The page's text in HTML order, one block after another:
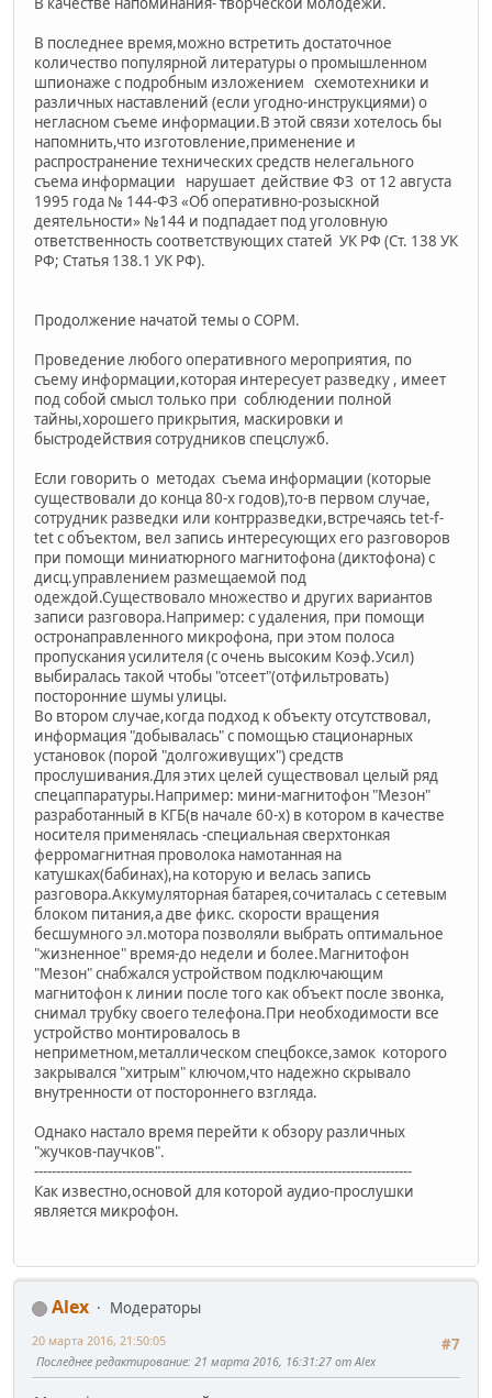
В последнее время,можно встретить достаточное
количество популярной литературы о промышленном
шпионаже с подробным изложением схемотехники и
различных наставлений (если угодно-инструкциями) о
негласном съеме информации.В этой связи хотелось бы
напомнить,что изготовление,применение и
распространение технических средств нелегального
съема информации нарушает действие ФЗ от 12 августа
1995 года № 144-ФЗ «Об оперативно-розыскной
деятельности» №144 и подпадает под уголовную
ответственность соответствующих статей УК РФ (Ст. 138 УК
РФ; Статья 138.1 УК РФ).
Продолжение начатой темы о СОРМ.
Проведение любого оперативного мероприятия, по
съему информации,которая интересует разведку , имеет
под собой смысл только при соблюдении полной
тайны,хорошего прикрытия, маскировки и
быстродействия сотрудников спецслужб.
Если говорить о методах съема информации (которые
существовали до конца 80-х годов),то-в первом случае,
сотрудник разведки или контрразведки,встречаясь tet-f-
tet c объектом, вел запись интересующих его разговоров
при помощи миниатюрного магнитофона (диктофона) с
дисц.управлением размещаемой под
одеждой.Существовало множество и других вариантов
записи разговора.Например: с удаления, при помощи
остронаправленного микрофона, при этом полоса
пропускания усилителя (с очень высоким Коэф.Усил)
выбиралась такой чтобы "отсеет"(отфильтровать)
посторонние шумы улицы.
Во втором случае,когда подход к объекту отсутствовал,
информация "добывалась" с помощью стационарных
установок (порой "долгоживущих") средств
прослушивания.Для этих целей существовал целый ряд
спецаппаратуры.Например: мини-магнитофон "Мезон"
разработанный в КГБ(в начале 60-х) в котором в качестве
носителя применялась -специальная сверхтонкая
ферромагнитная проволока намотанная на
катушках(бабинах),на которую и велась запись
разговора.Аккумуляторная батарея,сочиталась с сетевым
блоком питания,а две фикс. скорости вращения
бесшумного эл.мотора позволяли выбрать оптимальное
"жизненное" время-до недели и более.Магнитофон
"Мезон" снабжался устройством подключающим
магнитофон к линии после того как объект после звонка,
снимал трубку своего телефона.При необходимости все
устройство монтировалось в
неприметном,металлическом спецбоксе,замок которого
закрывался "хитрым" ключом,что надежно скрывало
внутренности от постороннего взгляда.
Однако настало время перейти к обзору различных
"жучков-паучков".
--------------------------------------------------------------------------------------
Как известно,основой для которой аудио-прослушки
является микрофон.
Alex
Модераторы
#7
20 марта 2016, 21:50:05
Последнее редактирование: 21 марта 2016, 16:31:27 от Alex